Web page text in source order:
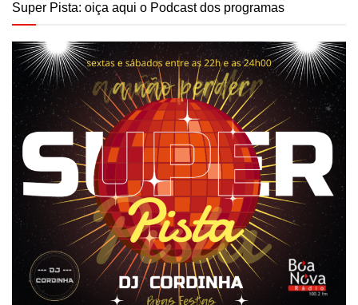
Super Pista: oiça aqui o Podcast dos programas